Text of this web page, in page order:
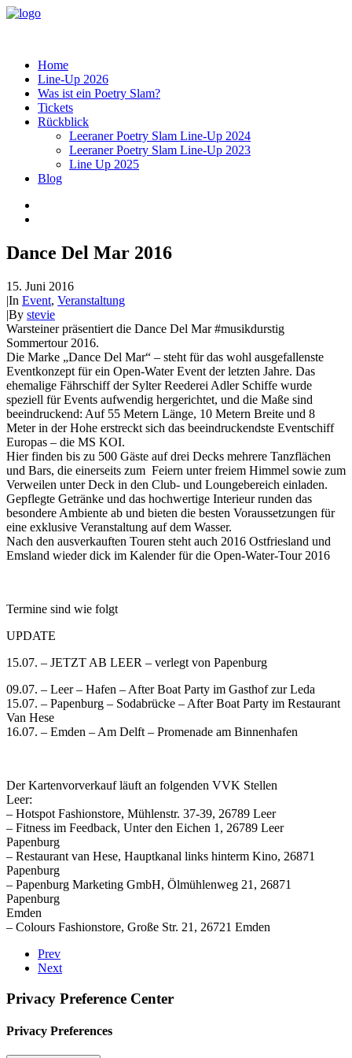
Home
Line-Up 2026
Was ist ein Poetry Slam?
Tickets
Rückblick
Leeraner Poetry Slam Line-Up 2024
Leeraner Poetry Slam Line-Up 2023
Line Up 2025
Blog
Dance Del Mar 2016
15. Juni 2016
|In Event, Veranstaltung
|By stevie
Warsteiner präsentiert die Dance Del Mar #musikdurstig
Sommertour 2016.
Die Marke „Dance Del Mar“ – steht für das wohl ausgefallenste
Eventkonzept für ein Open-Water Event der letzten Jahre. Das
ehemalige Fährschiff der Sylter Reederei Adler Schiffe wurde
speziell für Events aufwendig hergerichtet, und die Maße sind
beeindruckend: Auf 55 Metern Länge, 10 Metern Breite und 8
Meter in der Hohe erstreckt sich das beeindruckendste Eventschiff
Europas – die MS KOI.
Hier finden bis zu 500 Gäste auf drei Decks mehrere Tanzflächen
und Bars, die einerseits zum Feiern unter freiem Himmel sowie zum
Verweilen unter Deck in den Club- und Loungebereich einladen.
Gepflegte Getränke und das hochwertige Interieur runden das
besondere Ambiente ab und bieten die besten Voraussetzungen für
eine exklusive Veranstaltung auf dem Wasser.
Nach den ausverkauften Touren steht auch 2016 Ostfriesland und
Emsland wieder dick im Kalender für die Open-Water-Tour 2016
Termine sind wie folgt
UPDATE
15.07. – JETZT AB LEER – verlegt von Papenburg
09.07. – Leer – Hafen – After Boat Party im Gasthof zur Leda
15.07. – Papenburg – Sodabrücke – After Boat Party im Restaurant
Van Hese
16.07. – Emden – Am Delft – Promenade am Binnenhafen
Der Kartenvorverkauf läuft an folgenden VVK Stellen
Leer:
– Hotspot Fashionstore, Mühlenstr. 37-39, 26789 Leer
– Fitness im Feedback, Unter den Eichen 1, 26789 Leer
Papenburg
– Restaurant van Hese, Hauptkanal links hinterm Kino, 26871
Papenburg
– Papenburg Marketing GmbH, Ölmühlenweg 21, 26871
Papenburg
Emden
– Colours Fashionstore, Große Str. 21, 26721 Emden
Prev
Next
Privacy Preference Center
Privacy Preferences